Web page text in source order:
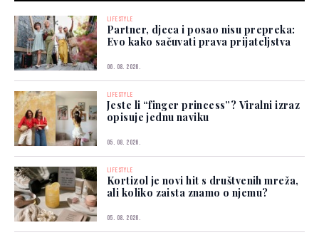
LIFESTYLE
Partner, djeca i posao nisu prepreka:
Evo kako sačuvati prava prijateljstva
06. 08. 2026.
LIFESTYLE
Jeste li “finger princess”? Viralni izraz
opisuje jednu naviku
05. 08. 2026.
LIFESTYLE
Kortizol je novi hit s društvenih mreža,
ali koliko zaista znamo o njemu?
05. 08. 2026.